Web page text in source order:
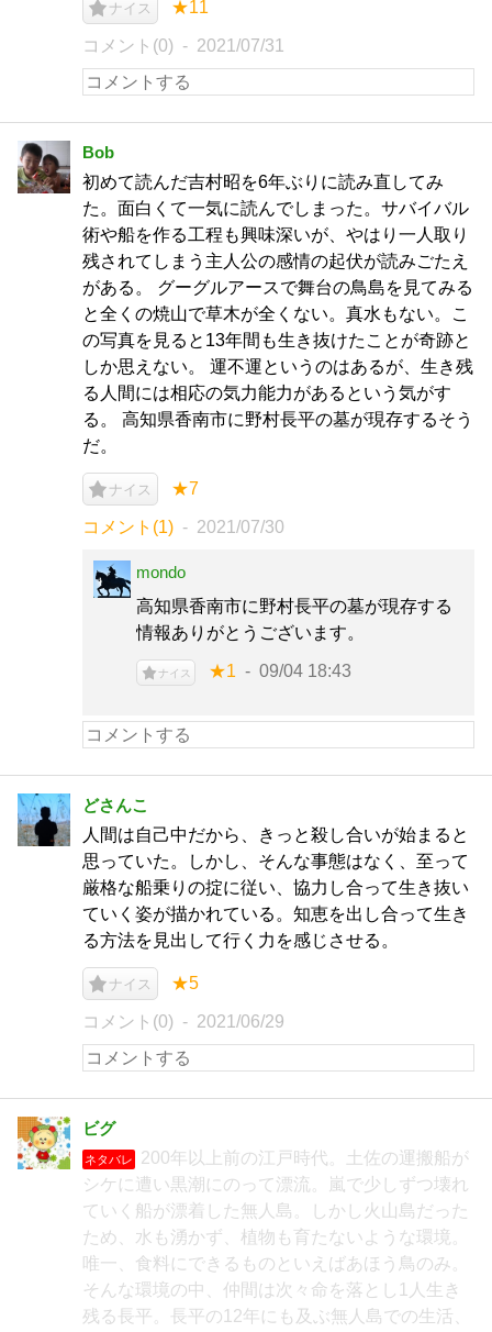
ナイス ★11
コメント(0) 2021/07/31
Bob
初めて読んだ吉村昭を6年ぶりに読み直してみ
た。面白くて一気に読んでしまった。サバイバル
術や船を作る工程も興味深いが、やはり一人取り
残されてしまう主人公の感情の起伏が読みごたえ
がある。 グーグルアースで舞台の鳥島を見てみる
と全くの焼山で草木が全くない。真水もない。こ
の写真を見ると13年間も生き抜けたことが奇跡と
しか思えない。 運不運というのはあるが、生き残
る人間には相応の気力能力があるという気がす
る。 高知県香南市に野村長平の墓が現存するそう
だ。
ナイス ★7
コメント(1) 2021/07/30
mondo
高知県香南市に野村長平の墓が現存する
情報ありがとうございます。
ナイス ★1 09/04 18:43
どさんこ
人間は自己中だから、きっと殺し合いが始まると
思っていた。しかし、そんな事態はなく、至って
厳格な船乗りの掟に従い、協力し合って生き抜い
ていく姿が描かれている。知恵を出し合って生き
る方法を見出して行く力を感じさせる。
ナイス ★5
コメント(0) 2021/06/29
ビグ
ネタバレ
200年以上前の江戸時代。土佐の運搬船が
シケに遭い黒潮にのって漂流。嵐で少しずつ壊れ
ていく船が漂着した無人島。しかし火山島だった
ため、水も湧かず、植物も育たないような環境。
唯一、食料にできるものといえばあほう鳥のみ。
そんな環境の中、仲間は次々命を落とし1人生き
残る長平。長平の12年にも及ぶ無人島での生活、